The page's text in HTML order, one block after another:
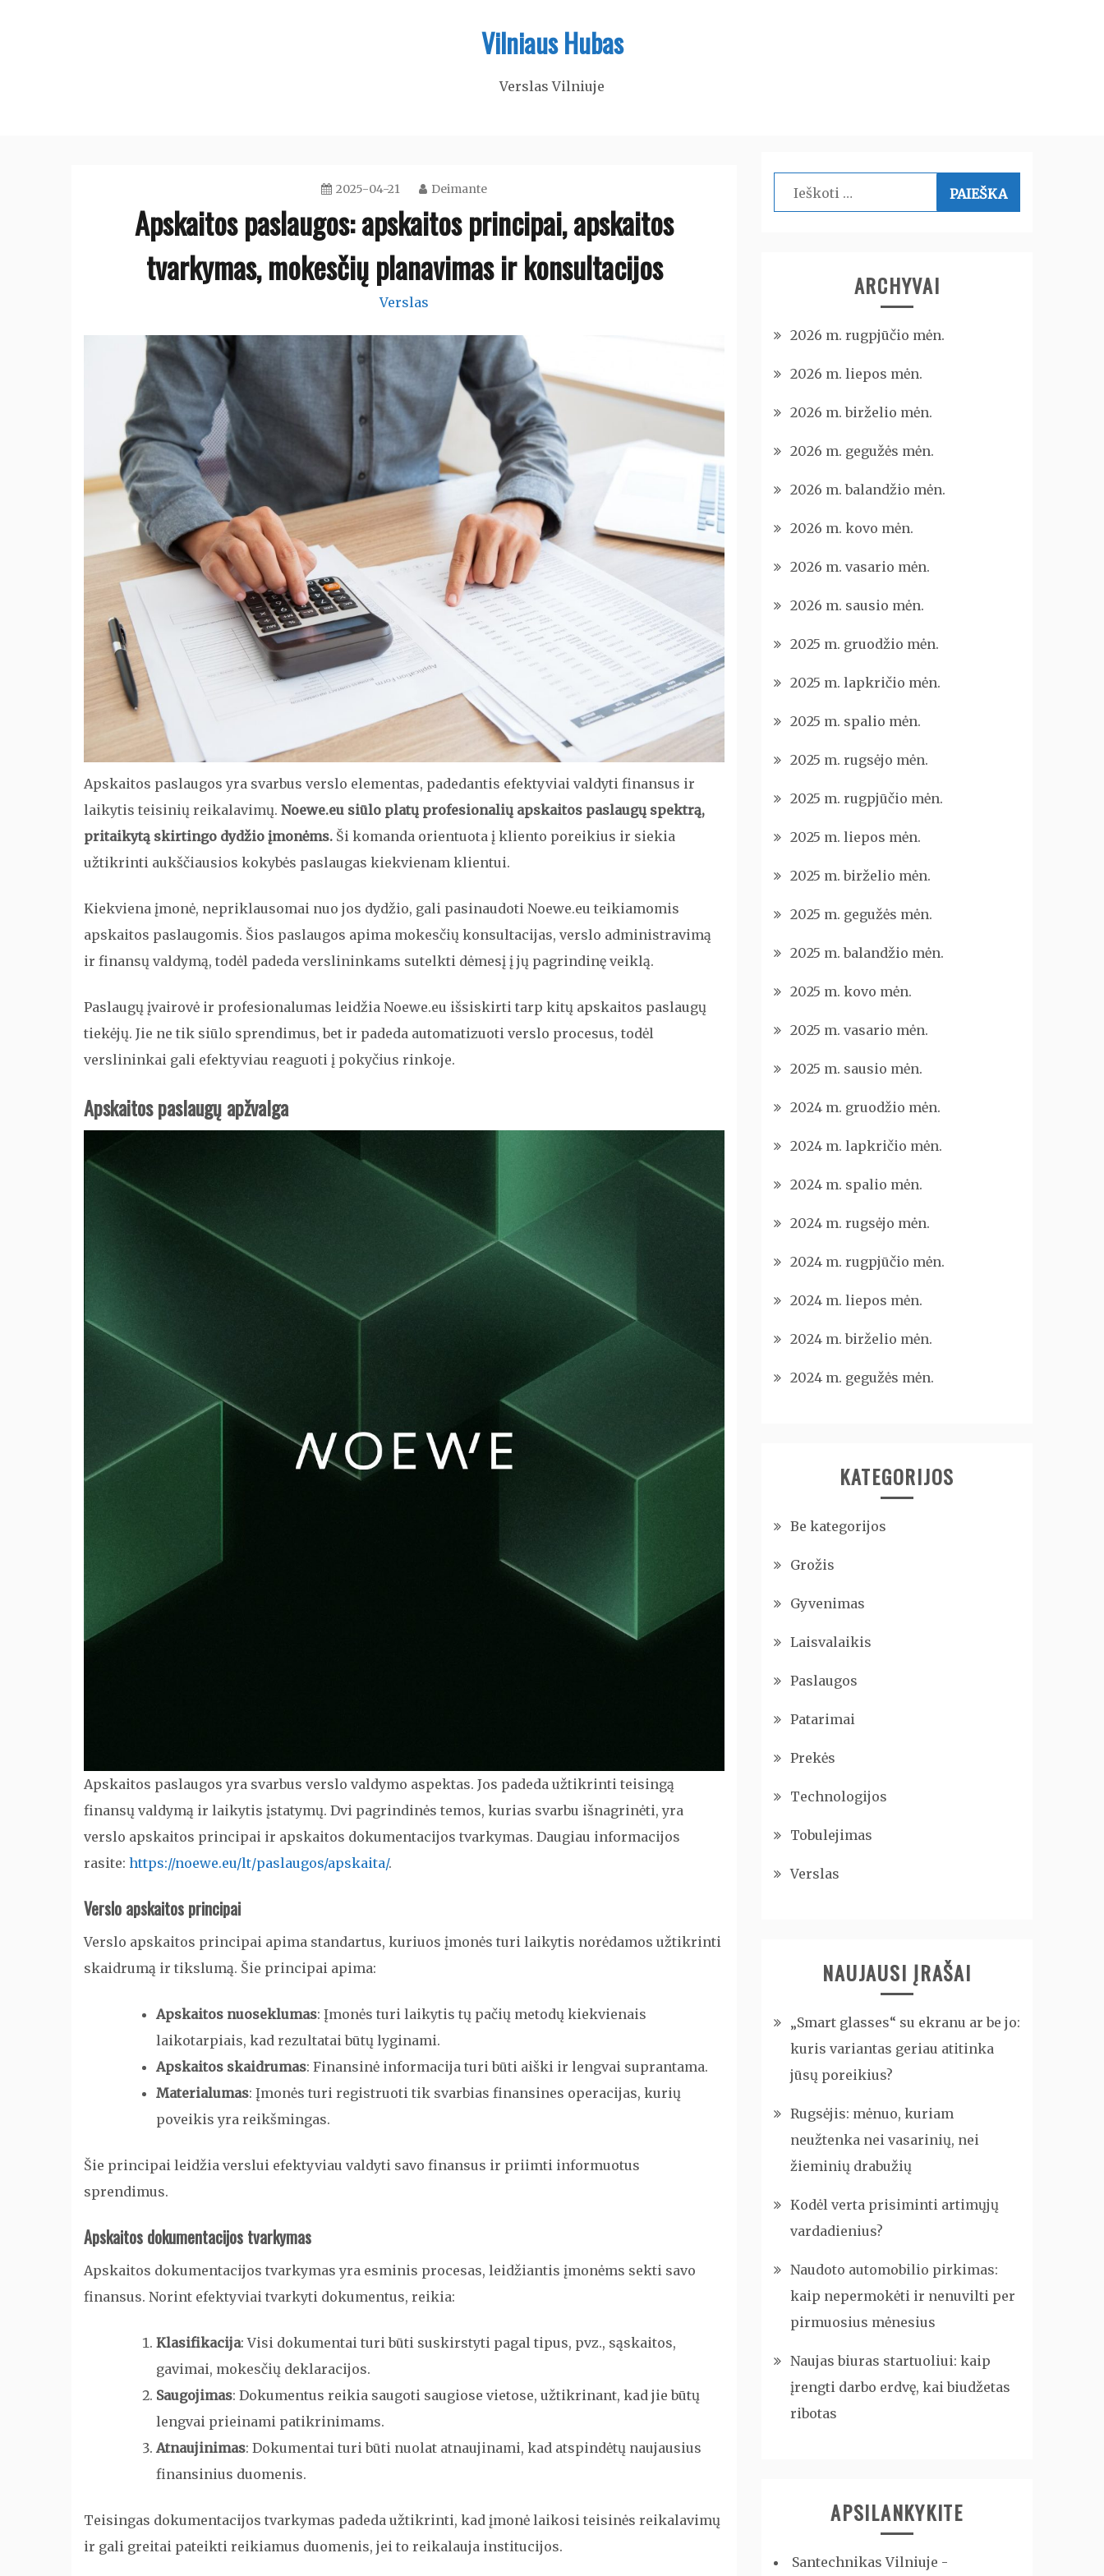
Vilniaus Hubas
Verslas Vilniuje
2025-04-21 Deimante
Apskaitos paslaugos: apskaitos principai, apskaitos
tvarkymas, mokesčių planavimas ir konsultacijos
Verslas
Apskaitos paslaugos yra svarbus verslo elementas, padedantis efektyviai valdyti finansus ir
laikytis teisinių reikalavimų. Noewe.eu siūlo platų profesionalių apskaitos paslaugų spektrą,
pritaikytą skirtingo dydžio įmonėms. Ši komanda orientuota į kliento poreikius ir siekia
užtikrinti aukščiausios kokybės paslaugas kiekvienam klientui.
Kiekviena įmonė, nepriklausomai nuo jos dydžio, gali pasinaudoti Noewe.eu teikiamomis
apskaitos paslaugomis. Šios paslaugos apima mokesčių konsultacijas, verslo administravimą
ir finansų valdymą, todėl padeda verslininkams sutelkti dėmesį į jų pagrindinę veiklą.
Paslaugų įvairovė ir profesionalumas leidžia Noewe.eu išsiskirti tarp kitų apskaitos paslaugų
tiekėjų. Jie ne tik siūlo sprendimus, bet ir padeda automatizuoti verslo procesus, todėl
verslininkai gali efektyviau reaguoti į pokyčius rinkoje.
Apskaitos paslaugų apžvalga
Apskaitos paslaugos yra svarbus verslo valdymo aspektas. Jos padeda užtikrinti teisingą
finansų valdymą ir laikytis įstatymų. Dvi pagrindinės temos, kurias svarbu išnagrinėti, yra
verslo apskaitos principai ir apskaitos dokumentacijos tvarkymas. Daugiau informacijos
rasite: https://noewe.eu/lt/paslaugos/apskaita/.
Verslo apskaitos principai
Verslo apskaitos principai apima standartus, kuriuos įmonės turi laikytis norėdamos užtikrinti
skaidrumą ir tikslumą. Šie principai apima:
Apskaitos nuoseklumas: Įmonės turi laikytis tų pačių metodų kiekvienais
laikotarpiais, kad rezultatai būtų lyginami.
Apskaitos skaidrumas: Finansinė informacija turi būti aiški ir lengvai suprantama.
Materialumas: Įmonės turi registruoti tik svarbias finansines operacijas, kurių
poveikis yra reikšmingas.
Šie principai leidžia verslui efektyviau valdyti savo finansus ir priimti informuotus
sprendimus.
Apskaitos dokumentacijos tvarkymas
Apskaitos dokumentacijos tvarkymas yra esminis procesas, leidžiantis įmonėms sekti savo
finansus. Norint efektyviai tvarkyti dokumentus, reikia:
Klasifikacija: Visi dokumentai turi būti suskirstyti pagal tipus, pvz., sąskaitos,
gavimai, mokesčių deklaracijos.
Saugojimas: Dokumentus reikia saugoti saugiose vietose, užtikrinant, kad jie būtų
lengvai prieinami patikrinimams.
Atnaujinimas: Dokumentai turi būti nuolat atnaujinami, kad atspindėtų naujausius
finansinius duomenis.
Teisingas dokumentacijos tvarkymas padeda užtikrinti, kad įmonė laikosi teisinės reikalavimų
ir gali greitai pateikti reikiamus duomenis, jei to reikalauja institucijos.
Ieškoti:
ARCHYVAI
2026 m. rugpjūčio mėn.
2026 m. liepos mėn.
2026 m. birželio mėn.
2026 m. gegužės mėn.
2026 m. balandžio mėn.
2026 m. kovo mėn.
2026 m. vasario mėn.
2026 m. sausio mėn.
2025 m. gruodžio mėn.
2025 m. lapkričio mėn.
2025 m. spalio mėn.
2025 m. rugsėjo mėn.
2025 m. rugpjūčio mėn.
2025 m. liepos mėn.
2025 m. birželio mėn.
2025 m. gegužės mėn.
2025 m. balandžio mėn.
2025 m. kovo mėn.
2025 m. vasario mėn.
2025 m. sausio mėn.
2024 m. gruodžio mėn.
2024 m. lapkričio mėn.
2024 m. spalio mėn.
2024 m. rugsėjo mėn.
2024 m. rugpjūčio mėn.
2024 m. liepos mėn.
2024 m. birželio mėn.
2024 m. gegužės mėn.
KATEGORIJOS
Be kategorijos
Grožis
Gyvenimas
Laisvalaikis
Paslaugos
Patarimai
Prekės
Technologijos
Tobulejimas
Verslas
NAUJAUSI ĮRAŠAI
„Smart glasses“ su ekranu ar be jo:
kuris variantas geriau atitinka
jūsų poreikius?
Rugsėjis: mėnuo, kuriam
neužtenka nei vasarinių, nei
žieminių drabužių
Kodėl verta prisiminti artimųjų
vardadienius?
Naudoto automobilio pirkimas:
kaip nepermokėti ir nenuvilti per
pirmuosius mėnesius
Naujas biuras startuoliui: kaip
įrengti darbo erdvę, kai biudžetas
ribotas
APSILANKYKITE
Santechnikas Vilniuje -